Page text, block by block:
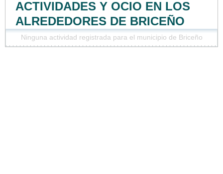
ACTIVIDADES Y OCIO EN LOS
ALREDEDORES DE BRICEÑO
Ninguna actividad registrada para el municipio de Briceño